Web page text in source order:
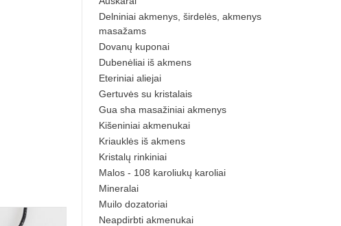
Delniniai akmenys, širdelės, akmenys
masažams
Dovanų kuponai
Dubenėliai iš akmens
Eteriniai aliejai
Gertuvės su kristalais
Gua sha masažiniai akmenys
Kišeniniai akmenukai
Kriauklės iš akmens
Kristalų rinkiniai
Malos - 108 karoliukų karoliai
Mineralai
Muilo dozatoriai
Neapdirbti akmenukai